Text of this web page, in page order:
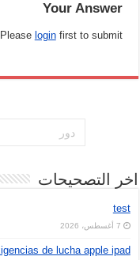
Your Answer
Please loginfirst to submit.
اخر التصحيحات
test
7 أغسطس، 2026
de lucha apple ipad